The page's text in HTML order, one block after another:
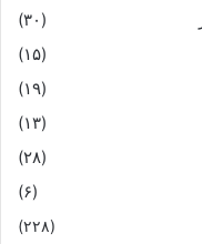
(۳۰)
(۱۵)
(۱۹)
(۱۳)
(۲۸)
(۶)
(۲۲۸)